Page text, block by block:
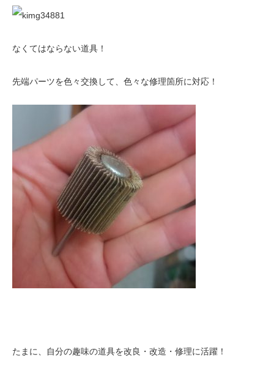
なくてはならない道具！
先端パーツを色々交換して、色々な修理箇所に対応！
たまに、自分の趣味の道具を改良・改造・修理に活躍！